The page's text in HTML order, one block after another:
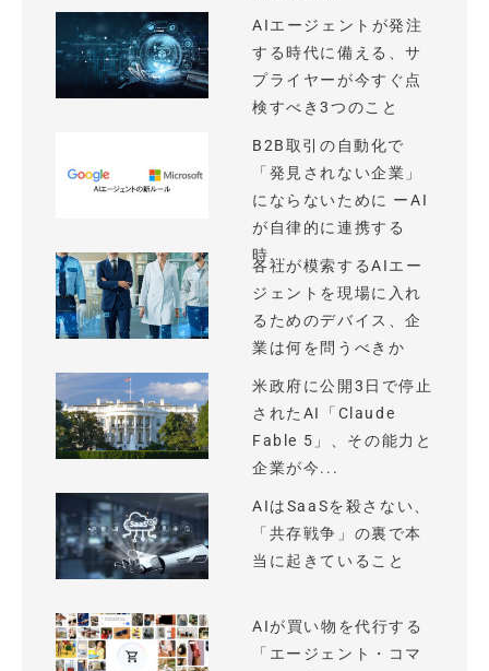
AIエージェントが発注
する時代に備える、サ
プライヤーが今すぐ点
検すべき3つのこと
B2B取引の自動化で
「発見されない企業」
にならないために ーAI
が自律的に連携する
時...
各社が模索するAIエー
ジェントを現場に入れ
るためのデバイス、企
業は何を問うべきか
米政府に公開3日で停止
されたAI「Claude
Fable 5」、その能力と
企業が今...
AIはSaaSを殺さない、
「共存戦争」の裏で本
当に起きていること
AIが買い物を代行する
「エージェント・コマ